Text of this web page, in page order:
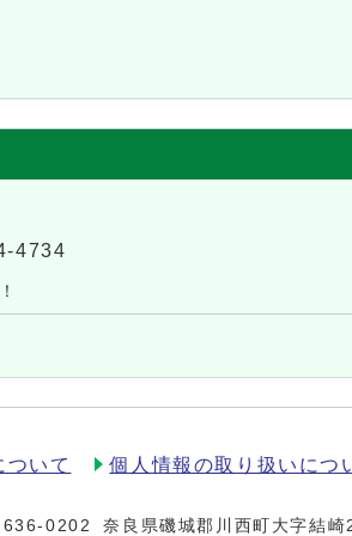
4734
ついて 個人情報の取り扱いにつ
636-0202 奈良県磯城郡川西町大字結崎